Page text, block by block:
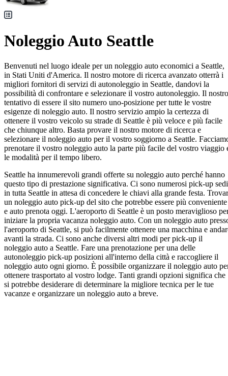
Noleggio Auto Seattle
Benvenuti nel luogo ideale per un noleggio auto economici a Seattle,
in Stati Uniti d'America. Il nostro motore di ricerca avanzato otterrà i
migliori fornitori di servizi di autonoleggio in Seattle, dandovi la
possibilità di confrontare e selezionare il vostro autonoleggio. Il nostro
tentativo di essere il sito numero uno-posizione per tutte le vostre
esigenze di noleggio auto. Il nostro servizio ampio la certezza di
ottenere il vostro veicolo su strade di Seattle è più veloce e più facile
che chiunque altro. Basta provare il nostro motore di ricerca e
selezionare il noleggio auto per il vostro soggiorno a Seattle.
prenotare il vostro noleggio auto la parte più facile del vostro viaggio
le modalità per il tempo libero.
Seattle ha innumerevoli grandi offerte su noleggio auto perché hanno
questo tipo di prestazione significativa. Ci sono numerosi pick-up sedi
in tutta Seattle in attesa di concedere le chiavi alla grande festa.
un noleggio auto pick-up del sito che potrebbe essere più conveniente
e auto prenota oggi. L'aeroporto di Seattle è un posto meraviglioso
iniziare la propria vacanza noleggio auto. Con un noleggio auto
l'aeroporto di Seattle, si può facilmente ottenere una macchina e
avanti la strada. Ci sono anche diversi altri modi per pick-up il
noleggio auto a Seattle. Fare una prenotazione per una delle
autonoleggio pick-up posizioni all'interno della città e raccogliere il
noleggio auto ogni giorno. È possibile organizzare il noleggio auto
ottenere trasportato al vostro lodge. Tanti grandi opzioni significa che
si potrebbe desiderare di determinare la migliore tecnica per le tue
vacanze e organizzare un noleggio auto a breve.